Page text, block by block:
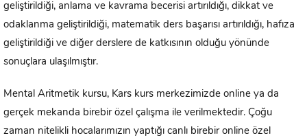
geliştirildiği, anlama ve kavrama becerisi artırıldığı, dikkat ve
odaklanma geliştirildiği, matematik ders başarısı artırıldığı, hafıza
geliştirildiği ve diğer derslere de katkısının olduğu yönünde
sonuçlara ulaşılmıştır.
Mental Aritmetik kursu, Kars kurs merkezimizde online ya da
gerçek mekanda birebir özel çalışma ile verilmektedir. Çoğu
zaman nitelikli hocalarımızın yaptığı canlı birebir online özel